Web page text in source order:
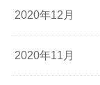
2020年12月
2020年11月